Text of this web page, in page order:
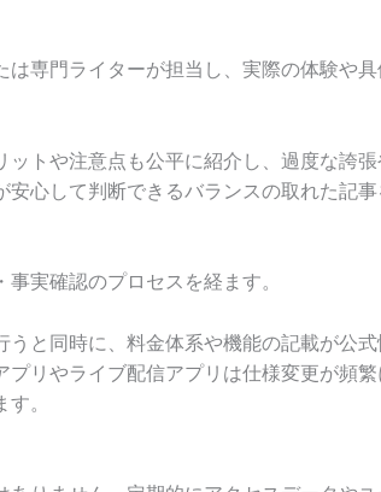
は専門ライターが担当し、実際の体験や
ットや注意点も公平に紹介し、過度な誇
心して判断できるバランスの取れた記事
実確認のプロセスを経ます。
うと同時に、料金体系や機能の記載が公
プリやライブ配信アプリは仕様変更が頻
。